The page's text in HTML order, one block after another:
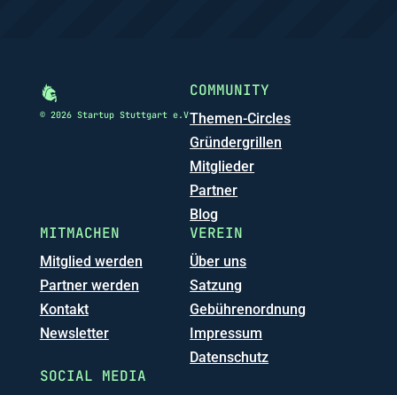
© 2026 Startup Stuttgart e.V
COMMUNITY
Themen-Circles
Gründergrillen
Mitglieder
Partner
Blog
MITMACHEN
Mitglied werden
Partner werden
Kontakt
Newsletter
VEREIN
Über uns
Satzung
Gebührenordnung
Impressum
Datenschutz
SOCIAL MEDIA